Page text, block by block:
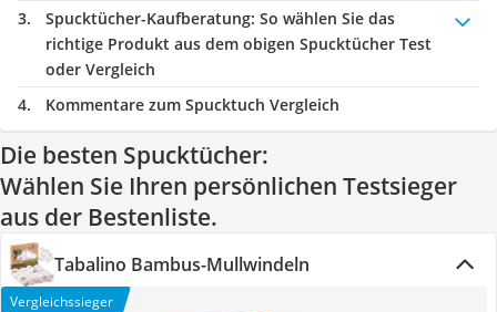
Spucktücher-Kaufberatung: So wählen Sie das
richtige Produkt aus dem obigen Spucktücher Test
oder Vergleich
Kommentare zum Spucktuch Vergleich
Die besten Spucktücher:
Wählen Sie Ihren persönlichen Testsieger
aus der Bestenliste.
Tabalino Bambus-Mullwindeln
Vergleichssieger